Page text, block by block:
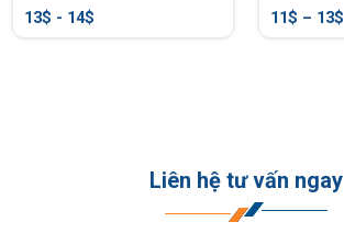
13$ - 14$ 11$ – 13$
Liên hệ tư vấn ngay